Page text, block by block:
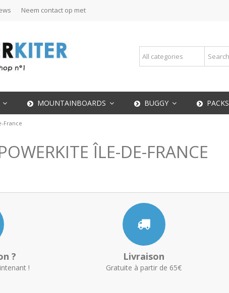
Neem contact op met
MOUNTAINBOARDS BUGGY PACKS
France
ÎLE-DE-FRANCE
?
!
Livraison
Gratuite à partir de 65€